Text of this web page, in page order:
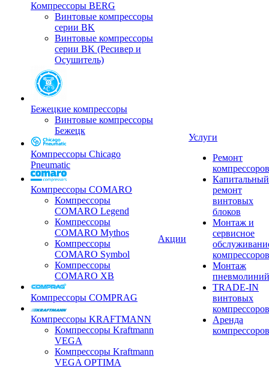
Компрессоры BERG
Винтовые компрессоры
серии BK
Винтовые компрессоры
серии BK (Ресивер и
Осушитель)
Бежецкие компрессоры
Винтовые компрессоры
Бежецк
Компрессоры Chicago
Pneumatic
Компрессоры COMARO
Компрессоры
COMARO Legend
Компрессоры
COMARO Mythos
Компрессоры
COMARO Symbol
Компрессоры
COMARO XB
Компрессоры COMPRAG
Компрессоры KRAFTMANN
Компрессоры Kraftmann
VEGA
Компрессоры Kraftmann
VEGA OPTIMA
Акции
Услуги
Ремонт
компрессоров
Капитальный
ремонт
винтовых
блоков
Монтаж и
сервисное
компрессоров
Монтаж
пневмолиний
TRADE-IN
винтовых
компрессоров
Аренда
компрессоров